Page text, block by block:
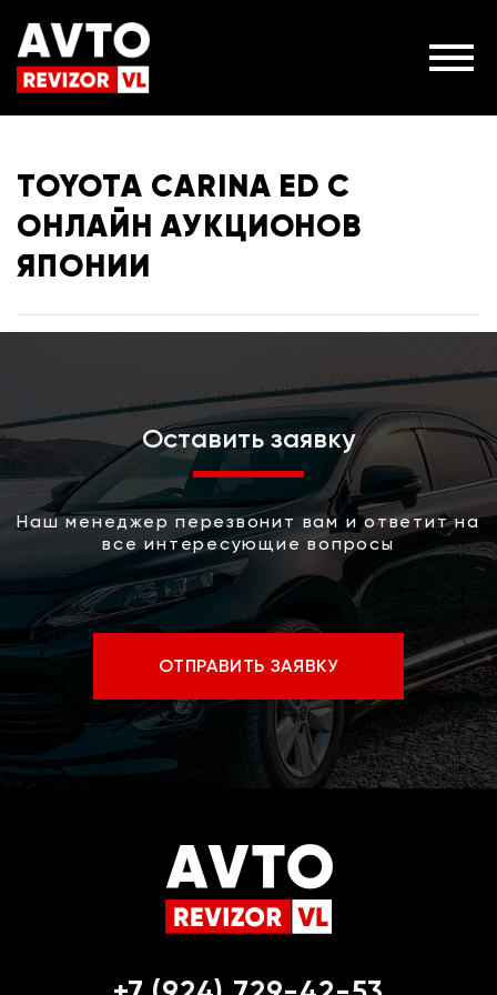
TOYOTA CARINA ED С
ОНЛАЙН АУКЦИОНОВ
ЯПОНИИ
Оставить заявку
Наш менеджер перезвонит вам и ответит на
все интересующие вопросы
ОТПРАВИТЬ ЗАЯВКУ